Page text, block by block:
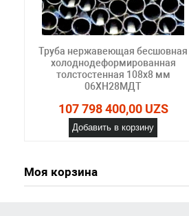
Труба нержавеющая бесшовная
холоднодеформированная
толстостенная 108х8 мм
06ХН28МДТ
107 798 400,00 UZS
Добавить в корзину
Моя корзина